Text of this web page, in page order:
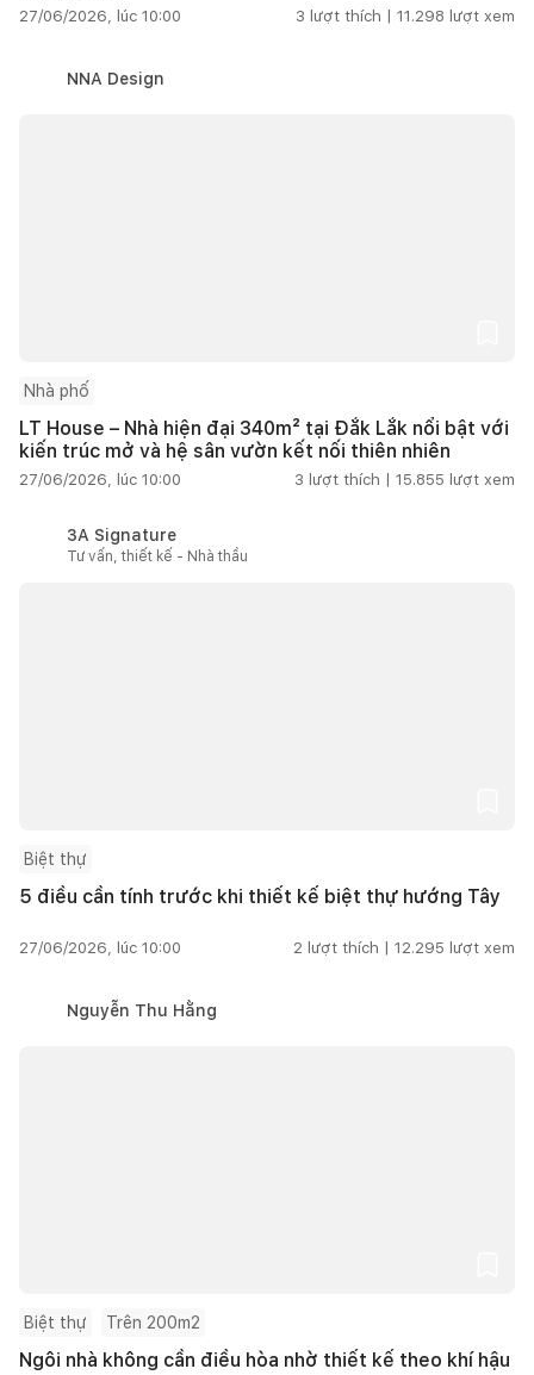
27/06/2026, lúc 10:00 3 lượt thích | 11.298 lượt xem
NNA Design
Nhà phố
LT House – Nhà hiện đại 340m² tại Đắk Lắk nổi bật với
kiến trúc mở và hệ sân vườn kết nối thiên nhiên
27/06/2026, lúc 10:00 3 lượt thích | 15.855 lượt xem
3A Signature
Tư vấn, thiết kế - Nhà thầu
Biệt thự
5 điều cần tính trước khi thiết kế biệt thự hướng Tây
27/06/2026, lúc 10:00 2 lượt thích | 12.295 lượt xem
Nguyễn Thu Hằng
Biệt thự Trên 200m2
Ngôi nhà không cần điều hòa nhờ thiết kế theo khí hậu